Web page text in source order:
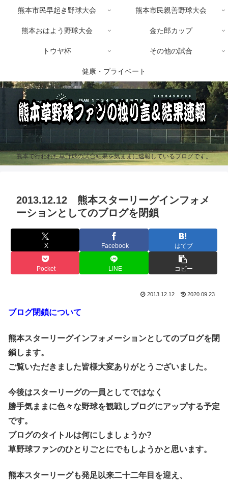
熊本で行われた草野球の試合結果を気ままに速報しているブログです。
熊本市民早起き野球大会 熊本市民親善野球大会
熊本おはよう野球大会 金た郎カップ
トウヤ杯 その他の試合
健康・プライベート
2013.12.12 熊本スターリーグインフォメ
ーションとしてのブログを閉鎖
X Facebook はてブ
Pocket LINE コピー
2013.12.12 2020.09.23
ブログ閉鎖について
熊本スターリーグインフォメーションとしてのブログを閉
鎖します。
ご覧いただきました皆様大変ありがとうございました。
今後はスターリーグの一員としてではなく
勝手気ままに色々な野球を観戦しブログにアップする予定
です。
ブログのタイトルは何にしましょうか?
草野球ファンのひとりごとにでもしようかと思います。
熊本スターリーグも発足以来二十二年目を迎え、